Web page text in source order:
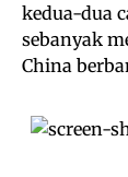
kedua-dua
sebanyak
China